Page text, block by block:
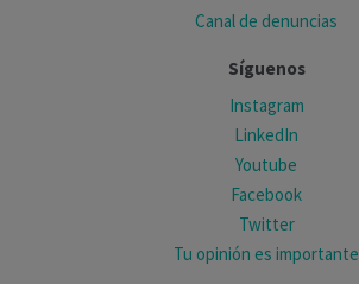
Canal de denuncias
Síguenos
Instagram
LinkedIn
Youtube
Facebook
Twitter
Tu opinión es importante